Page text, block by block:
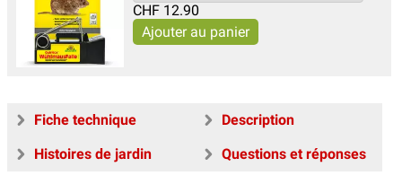
CHF 12.90
Fiche technique
Description
Histoires de jardin
Questions et réponses